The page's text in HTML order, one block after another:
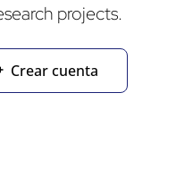
projects.
Crear cuenta